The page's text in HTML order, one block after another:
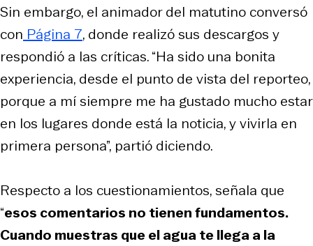
Sin embargo, el animador del matutino conversó
con Página 7, donde realizó sus descargos y
respondió a las críticas. “Ha sido una bonita
experiencia, desde el punto de vista del reporteo,
porque a mí siempre me ha gustado mucho estar
en los lugares donde está la noticia, y vivirla en
primera persona”, partió diciendo.
Respecto a los cuestionamientos, señala que
“esos comentarios no tienen fundamentos.
Cuando muestras que el agua te llega a la